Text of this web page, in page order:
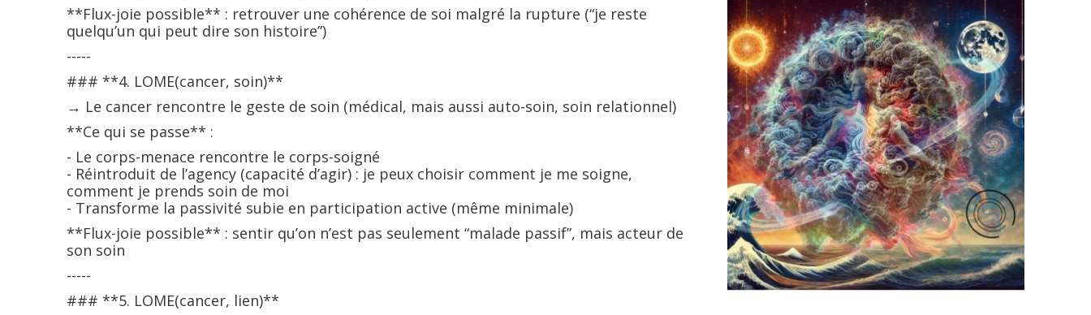
**Flux-joie possible** : retrouver une cohérence de soi malgré la rupture (“je reste
quelqu’un qui peut dire son histoire”)
-----
### **4. LOME(cancer, soin)**
→ Le cancer rencontre le geste de soin (médical, mais aussi auto-soin, soin relationnel)
**Ce qui se passe** :
- Le corps-menace rencontre le corps-soigné
- Réintroduit de l’agency (capacité d’agir) : je peux choisir comment je me soigne,
comment je prends soin de moi
- Transforme la passivité subie en participation active (même minimale)
**Flux-joie possible** : sentir qu’on n’est pas seulement “malade passif”, mais acteur de
son soin
-----
### **5. LOME(cancer, lien)**